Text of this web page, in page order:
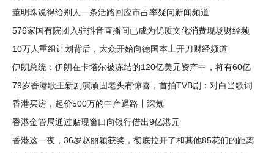
董明珠说得给别人一条活路回应市占率疑问新闻频道
576家国有院团入驻抖音直播间已成为优质文化消费现场财经频
道
10万人重组计划背后，大众开始向德国本土开刀财经频道
伊朗总统：伊朗在卡塔尔被冻结的120亿美元资产中，将有60亿
美元解冻
79岁香港歌王新剧演顽固老头有惊喜，首拍TVB剧：对白当歌词
背诵
香港买房，起价500万的中产退路丨深氪
香港金管局通过贴现窗口向银行借出9亿港元
香港这一夜，36岁赵丽颖获奖，彻底拉开了和其他85花们的距离